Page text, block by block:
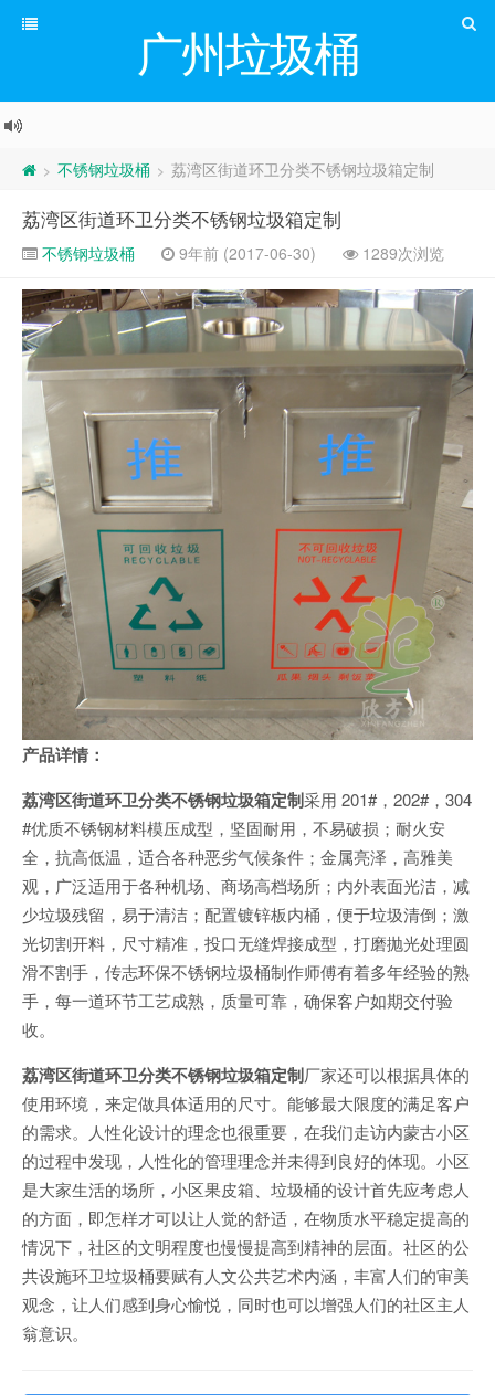
广州垃圾桶
> 不锈钢垃圾桶 > 荔湾区街道环卫分类不锈钢垃圾箱定制
荔湾区街道环卫分类不锈钢垃圾箱定制
不锈钢垃圾桶 9年前 (2017-06-30) 1289次浏览
产品详情：
荔湾区街道环卫分类不锈钢垃圾箱定制采用 201#，202#，304
#优质不锈钢材料模压成型，坚固耐用，不易破损；耐火安
全，抗高低温，适合各种恶劣气候条件；金属亮泽，高雅美
观，广泛适用于各种机场、商场高档场所；内外表面光洁，减
少垃圾残留，易于清洁；配置镀锌板内桶，便于垃圾清倒；激
光切割开料，尺寸精准，投口无缝焊接成型，打磨抛光处理圆
滑不割手，传志环保不锈钢垃圾桶制作师傅有着多年经验的熟
手，每一道环节工艺成熟，质量可靠，确保客户如期交付验
收。
荔湾区街道环卫分类不锈钢垃圾箱定制厂家还可以根据具体的
使用环境，来定做具体适用的尺寸。能够最大限度的满足客户
的需求。人性化设计的理念也很重要，在我们走访内蒙古小区
的过程中发现，人性化的管理理念并未得到良好的体现。小区
是大家生活的场所，小区果皮箱、垃圾桶的设计首先应考虑人
的方面，即怎样才可以让人觉的舒适，在物质水平稳定提高的
情况下，社区的文明程度也慢慢提高到精神的层面。社区的公
共设施环卫垃圾桶要赋有人文公共艺术内涵，丰富人们的审美
观念，让人们感到身心愉悦，同时也可以增强人们的社区主人
翁意识。